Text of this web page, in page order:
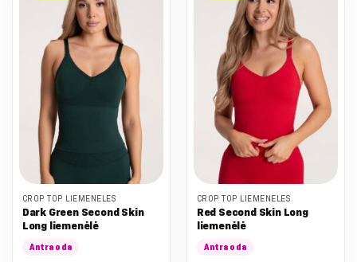
options
chosen
product
page
variants.
options
chosen
product
page
CROP TOP LIEMENĖLĖS
Dark Green Second Skin
Long liemenėlė
Antra oda
CROP TOP LIEMENĖLĖS
Red Second Skin Long
liemenėlė
Antra oda